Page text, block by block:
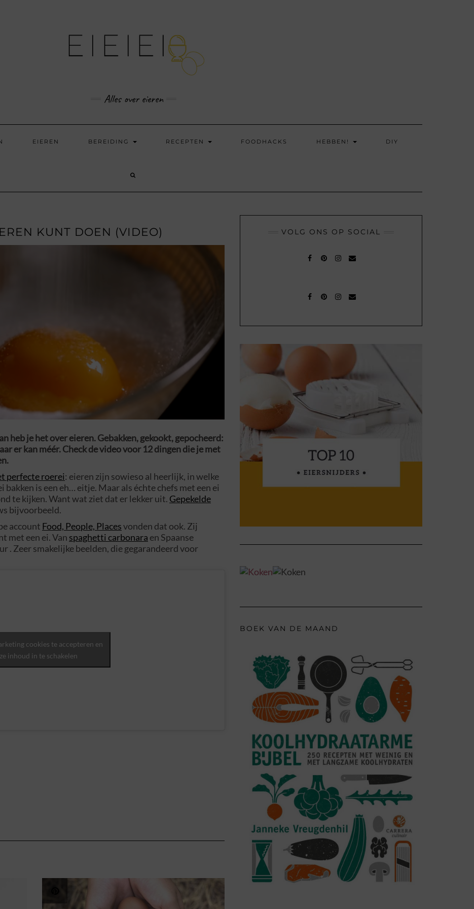
Alles over eieren
EIEREN BEREIDING RECEPTEN FOODHACKS HEBBEN! DIY
KUNT DOEN (VIDEO)
heb je het over eieren. Gebakken, gekookt, gepocheerd:
er kan méér. Check de video voor 12 dingen die je met
perfecte roerei: eieren zijn sowieso al heerlijk, in welke
bakken is een eh… eitje. Maar als échte chefs met een ei
te kijken. Want wat ziet dat er lekker uit. Gepekelde
bijvoorbeeld.
account Food, People, Placesvonden dat ook. Zij
met een ei. Van spaghetti carbonara en Spaanse
. Zeer smakelijke beelden, die gegarandeerd voor
cookies te accepteren en
inhoud in te schakelen
VOLG ONS OP SOCIAL
BOEK VAN DE MAAND